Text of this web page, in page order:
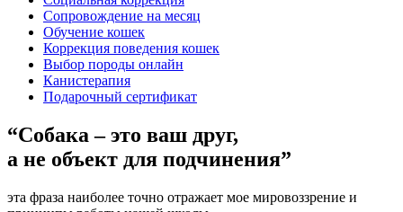
Сопровождение на месяц
Обучение кошек
Коррекция поведения кошек
Выбор породы онлайн
Канистерапия
Подарочный сертификат
“Собака – это ваш друг,
а не объект для подчинения”
эта фраза наиболее точно отражает мое мировоззрение и